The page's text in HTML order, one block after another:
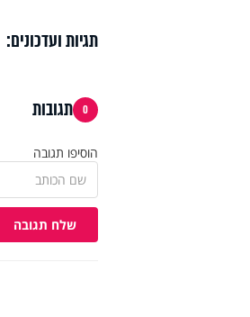
תגיות ועדכונים:
0 תגובות
הוסיפו תגובה
שלח תגובה